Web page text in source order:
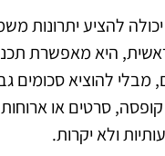
להציע יתרונות
היא מאפשרת
להוציא סכומים
סרטים או ארוחות
ולא יקרות.